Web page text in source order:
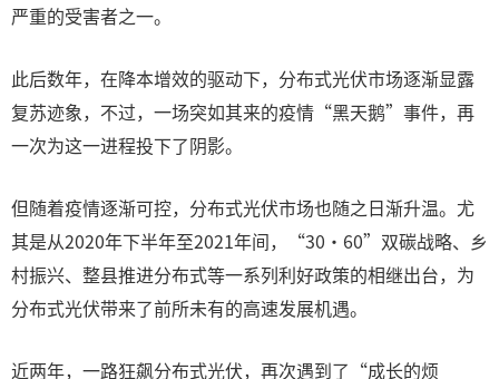
严重的受害者之一。
此后数年，在降本增效的驱动下，分布式光伏市场逐渐显露
复苏迹象，不过，一场突如其来的疫情“黑天鹅”事件，再
一次为这一进程投下了阴影。
但随着疫情逐渐可控，分布式光伏市场也随之日渐升温。尤
其是从2020年下半年至2021年间，“30·60”双碳战略、乡
村振兴、整县推进分布式等一系列利好政策的相继出台，为
分布式光伏带来了前所未有的高速发展机遇。
近两年，一路狂飙分布式光伏，再次遇到了“成长的烦